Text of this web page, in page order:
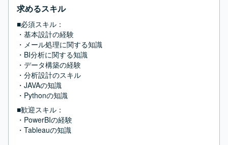
求めるスキル
■必須スキル：
・基本設計の経験
・メール処理に関する知識
・BI分析に関する知識
・データ構築の経験
・分析設計のスキル
・JAVAの知識
・Pythonの知識
■歓迎スキル：
・PowerBIの経験
・Tableauの知識